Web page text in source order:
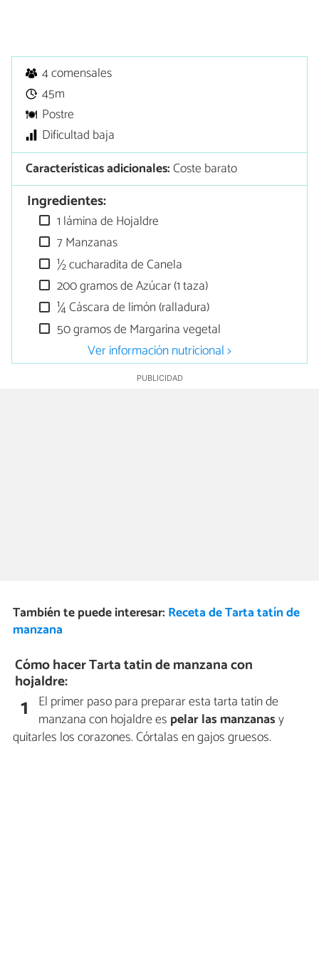
4 comensales
45m
Postre
Dificultad baja
Características adicionales:Coste barato
Ingredientes:
1 lámina de Hojaldre
7 Manzanas
½ cucharadita de Canela
200 gramos de Azúcar (1 taza)
¼ Cáscara de limón (ralladura)
50 gramos de Margarina vegetal
Ver información nutricional >
También te puede interesar: Receta de Tarta tatín de
manzana
Cómo hacer Tarta tatin de manzana con
hojaldre:
1 El primer paso para preparar esta tarta tatin de
manzana con hojaldre es pelar las manzanasy
quitarles los corazones. Córtalas en gajos gruesos.